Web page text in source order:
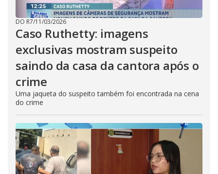
DO R7/11/03/2026
Caso Ruthetty: imagens
exclusivas mostram suspeito
saindo da casa da cantora após o
crime
Uma jaqueta do suspeito também foi encontrada na cena
do crime